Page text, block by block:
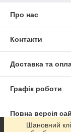
Про нас
Контакти
Доставка та
Графік роботи
Повна версія
Шановний